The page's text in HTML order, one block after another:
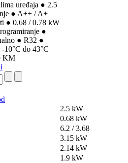
uređaja ● 2.5
● A++ / A+
● 0.68 / 0.78 kW
●
● R32 ●
10°C do 43°C
KM
2.5 kW
0.68 kW
6.2 / 3.68
3.15 kW
2.14 kW
1.9 kW